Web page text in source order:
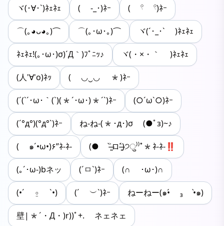
ヾ(･∀･`)ﾈｪﾈｪ ( -_･)ﾈｰ ( 𓍢 𓍢)ﾈｰ
⌒(｡◕ᴗ◕｡)⌒ ⌒(｡･ω･｡)⌒ ヾ(´･_･` )ﾈｪﾈｪ
ﾈｪﾈｪ!(｡･ω･)σ)´Д｀)ﾌﾟﾆｯ♪ ヾ(・×・｀ )ﾈｪﾈｪ
(人'∀'o)ﾈｯ ( ◡‿◡ *)ﾈｰ
(´(ˋ´･ω･｀(ˋ)(*´･ω･)*´ˋ)ﾈｰ (○´ω`○)ﾈｰ
(´°д°)(°д°`)ﾈｰ ね-ね-(*･д･)σ (●ﾟз)~♪
( ๑´•ω•)۶”ﾈ-ﾈ- (● ˃̶͈̀ロ˂̶͈́)੭ु⁾⁾˚*ﾈ-ﾈ-‼︎
(｡´･ω-)bネッ (´ㅁ`)ﾈｰ (∩ ･ω･)∩
(•´ ⍛ `•) (´ ︶`)ﾈｰ ねーねー(๑•́ ₃ •̀๑)
壁|*´・Д・)r))ﾟ+. ネェネェ